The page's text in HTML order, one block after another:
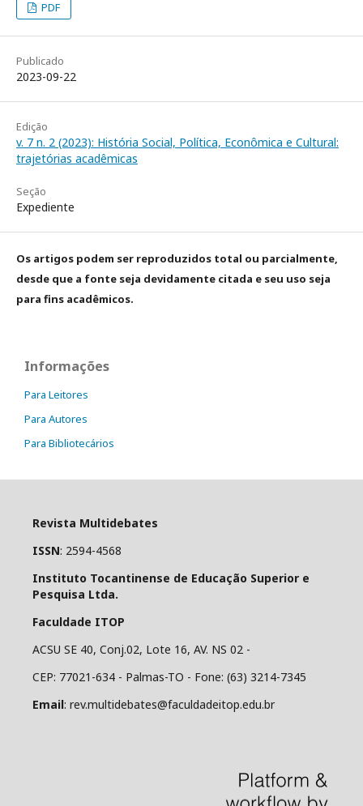
PDF
Publicado
2023-09-22
Edição
v. 7 n. 2 (2023): História Social, Política, Econômica e Cultural:
trajetórias acadêmicas
Seção
Expediente
Os artigos podem ser reproduzidos total ou parcialmente,
desde que a fonte seja devidamente citada e seu uso seja
para fins acadêmicos.
Informações
Para Leitores
Para Autores
Para Bibliotecários
Revista Multidebates
ISSN: 2594-4568
Instituto Tocantinense de Educação Superior e
Pesquisa Ltda.
Faculdade ITOP
ACSU SE 40, Conj.02, Lote 16, AV. NS 02 -
CEP: 77021-634 - Palmas-TO - Fone: (63) 3214-7345
Email: rev.multidebates@faculdadeitop.edu.br